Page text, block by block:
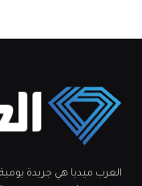
العرب ميديا هي جريدة